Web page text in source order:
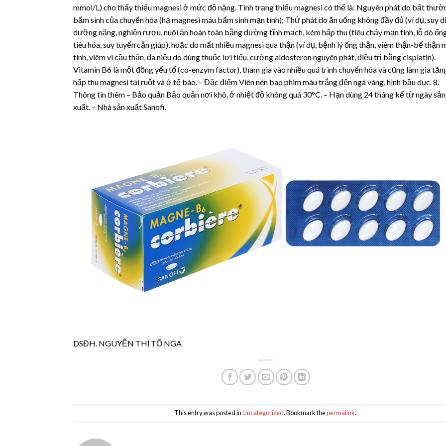
mmol/L) cho thấy thiếu magnesi ở mức độ nặng. Tình trạng thiếu magnesi có thể là: Nguyên phát do bất
bẩm sinh của chuyển hóa (hạ magnesi máu bẩm sinh mạn tính); Thứ phát do ăn uống không đầy đủ (ví dụ, suy
dưỡng nặng, nghiện rượu, nuôi ăn hoàn toàn bằng đường tĩnh mạch, kém hấp thu (tiêu chảy mạn tính, lỗ dò
tiêu hóa, suy tuyến cận giáp), hoặc do mất nhiều magnesi qua thận (ví dụ, bệnh lý ống thận, viêm thận-bể thận
tính, viêm vi cầu thận, đa niệu do dùng thuốc lợi tiểu, cường aldosteron nguyên phát, điều trị bằng cisplatin).
Vitamin B6 là một đồng yếu tố (co-enzym factor), tham gia vào nhiều quá trình chuyển hóa và cũng làm gia
hấp thu magnesi tại ruột và ở tế bào. – Đặc điểm Viên nén bao phim màu trắng đến ngà vàng, hình bầu dục. 8.
Thông tin thêm – Bảo quản Bảo quản nơi khô, ở nhiệt độ không quá 30°C. – Hạn dùng 24 tháng kể từ ngày sản
xuất. – Nhà sản xuất Sanofi.
DSĐH. NGUYỄN THỊ TỐ NGA
This entry was posted inUncategorized. Bookmark thepermalink.